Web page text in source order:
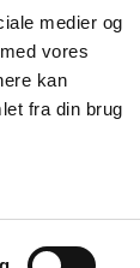
medier og
vores
kan
fra din brug